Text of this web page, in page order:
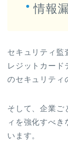
情報
セキュリティ監
レジットカード
のセキュリティ
そして、企業ご
ィを強化すべき
います。